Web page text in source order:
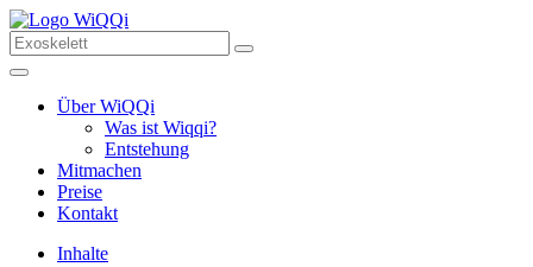
Über WiQQi
Was ist Wiqqi?
Entstehung
Mitmachen
Preise
Kontakt
Inhalte